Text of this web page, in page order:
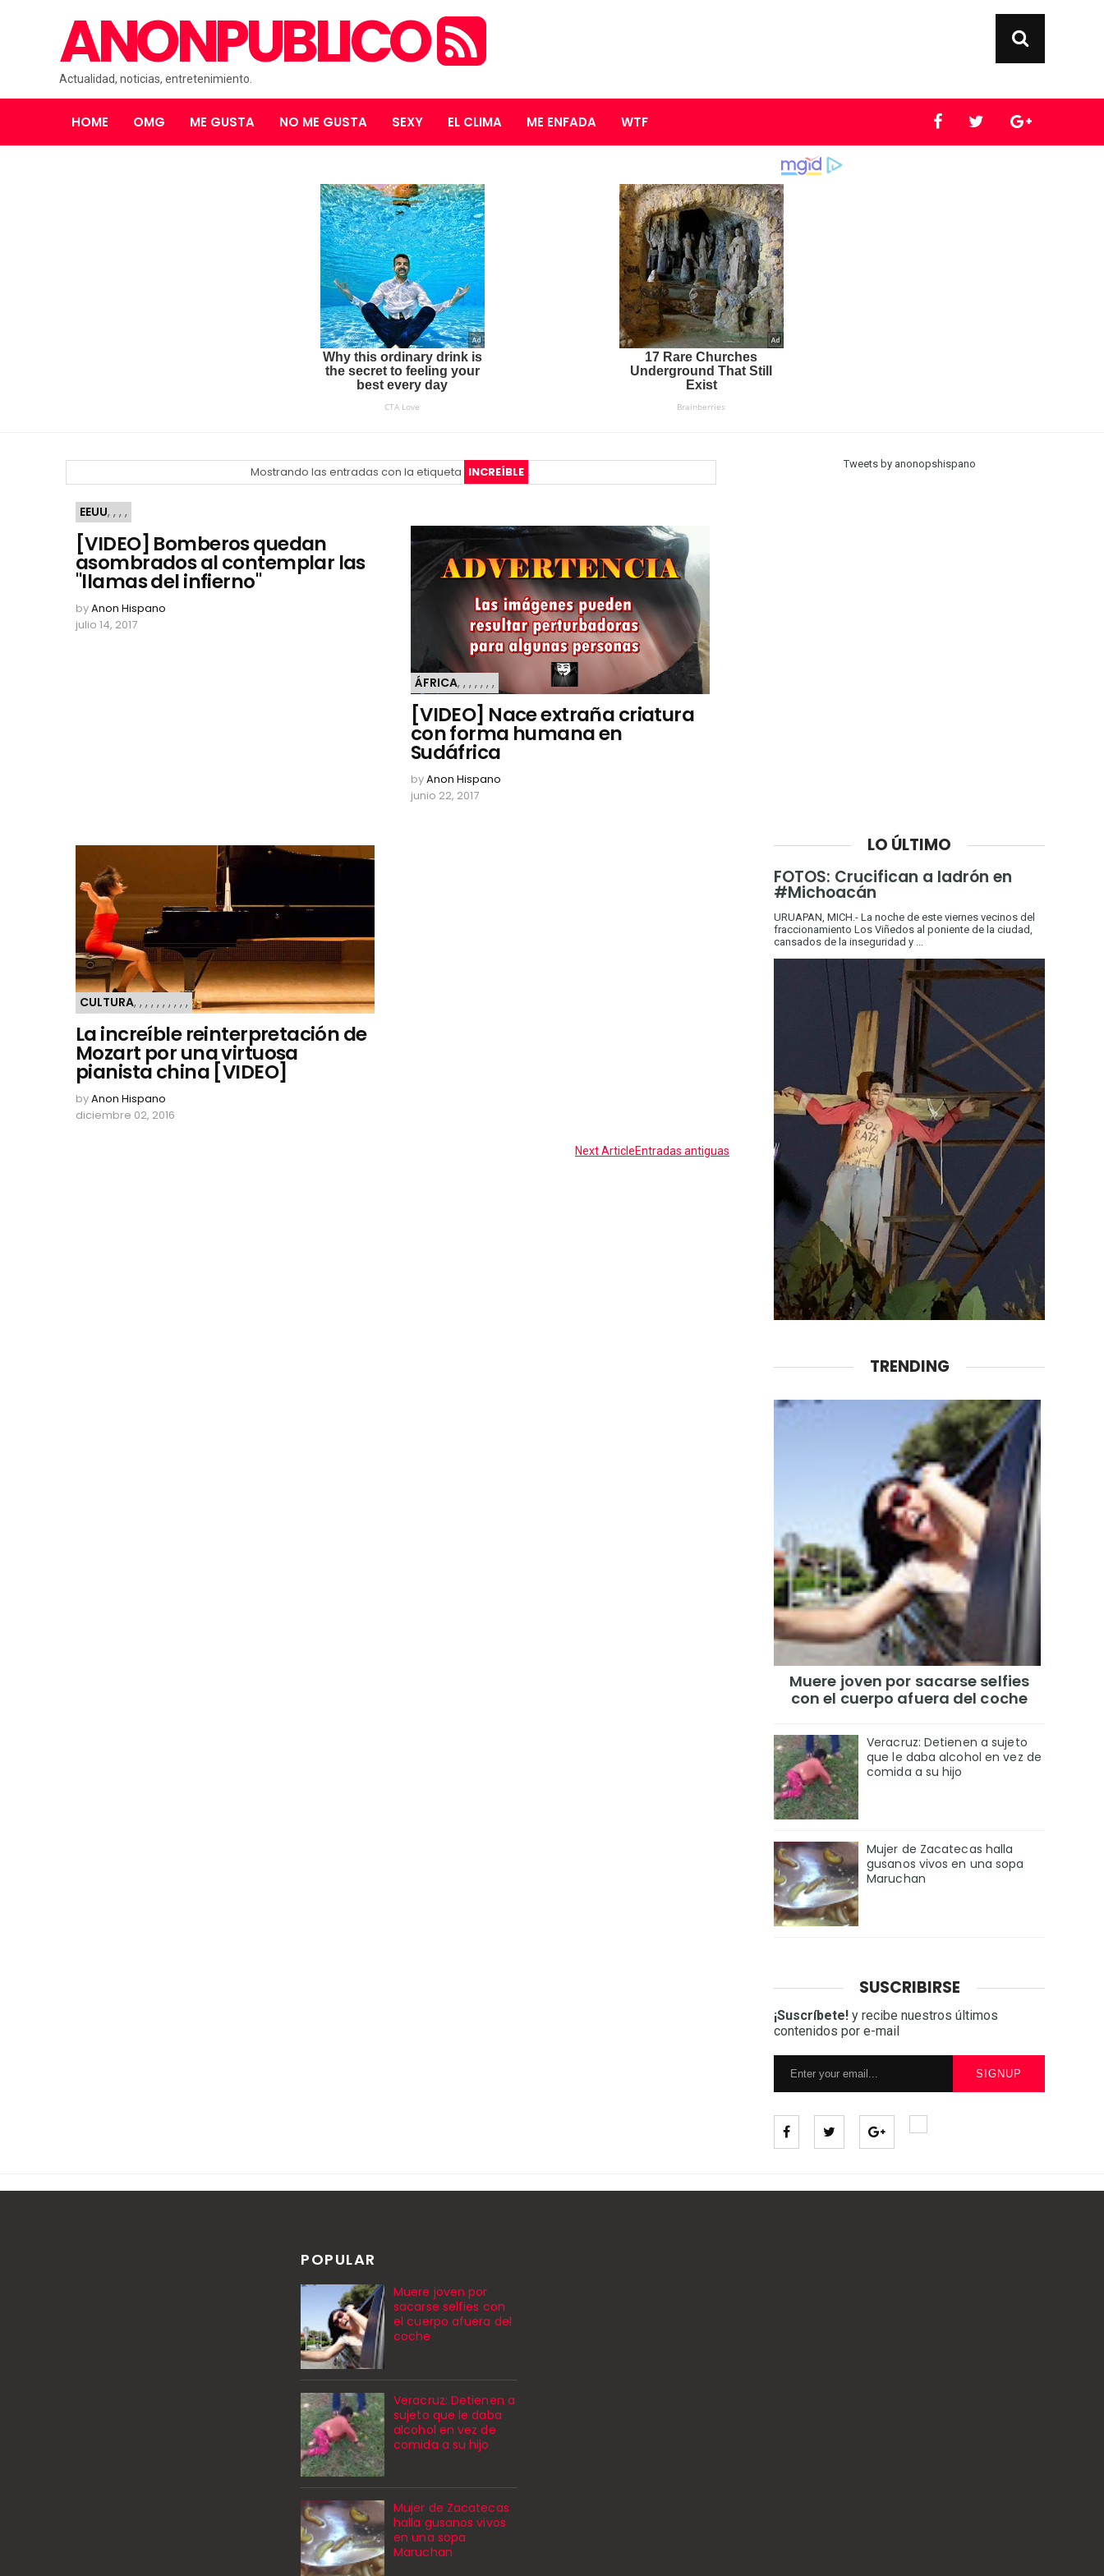
ANONPUBLICO
Actualidad, noticias, entretenimiento.
HOME OMG ME GUSTA NO ME GUSTA SEXY EL CLIMA ME ENFADA WTF
Mostrando las entradas con la etiqueta INCREÍBLE .
EEUU, , , ,
[VIDEO] Bomberos quedan
asombrados al contemplar las
"llamas del infierno"
byAnon Hispano
julio 14, 2017
ÁFRICA, , , , , , ,
[VIDEO] Nace extraña criatura
con forma humana en
Sudáfrica
byAnon Hispano
junio 22, 2017
CULTURA, , , , , , , , , ,
La increíble reinterpretación de
Mozart por una virtuosa
pianista china [VIDEO]
byAnon Hispano
diciembre 02, 2016
Next ArticleEntradas antiguas
Tweets by anonopshispano
LO ÚLTIMO
FOTOS: Crucifican a ladrón en
#Michoacán
URUAPAN, MICH.- La noche de este viernes vecinos del
fraccionamiento Los Viñedos al poniente de la ciudad,
cansados de la inseguridad y ...
TRENDING
Muere joven por sacarse selfies
con el cuerpo afuera del coche
Veracruz: Detienen a sujeto
que le daba alcohol en vez de
comida a su hijo
Mujer de Zacatecas halla
gusanos vivos en una sopa
Maruchan
SUSCRIBIRSE
¡Suscríbete! y recibe nuestros últimos
contenidos por e-mail
POPULAR
Muere joven por
sacarse selfies con
el cuerpo afuera del
coche
Veracruz: Detienen a
sujeto que le daba
alcohol en vez de
comida a su hijo
Mujer de Zacatecas
halla gusanos vivos
en una sopa
Maruchan